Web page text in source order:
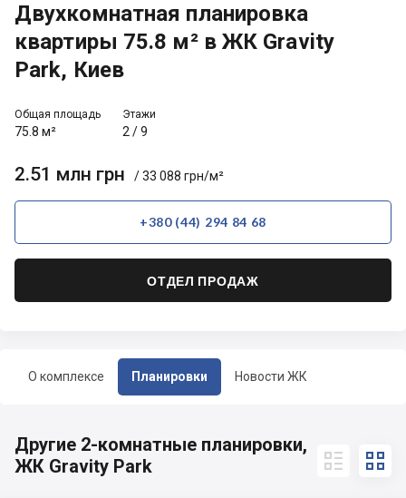
О комплексе Планировки Новости ЖК
Двухкомнатная планировка
квартиры 75.8 м² в ЖК Gravity
Park, Киев
Общая площадь
75.8 м²
Этажи
2 /9
2.51 млн грн / 33 088 грн/м²
+380 (44) 294 84 68
ОТДЕЛ ПРОДАЖ
Другие 2-комнатные планировки,
ЖК Gravity Park
 